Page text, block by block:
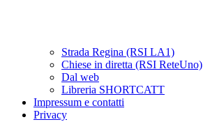
Strada Regina (RSI LA1)
Chiese in diretta (RSI ReteUno)
Dal web
Libreria SHORTCATT
Impressum e contatti
Privacy